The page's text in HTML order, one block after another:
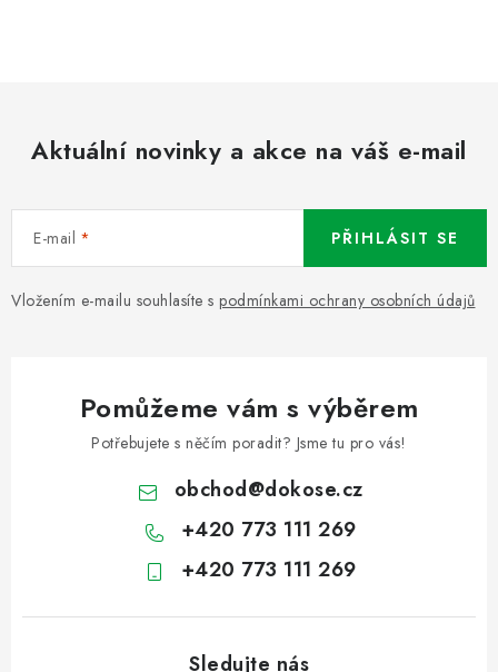
Aktuální novinky a akce na váš e-mail
E-mail
Vložením e-mailu souhlasíte s podmínkami ochrany osobních údajů
PŘIHLÁSIT SE
Pomůžeme vám s výběrem
Potřebujete s něčím poradit? Jsme tu pro vás!
obchod@dokose.cz
+420 773 111 269
+420 773 111 269